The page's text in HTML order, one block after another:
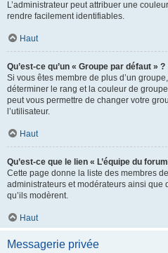
L’administrateur peut attribuer une
rendre facilement identifiables.
Haut
Qu’est-ce qu’un « Groupe par défaut » ?
Si vous êtes membre de plus d’un
déterminer le rang et la couleur de
peut vous permettre de changer votre
l’utilisateur.
Haut
Qu’est-ce que le lien « L’équipe du
Cette page donne la liste des membres
administrateurs et modérateurs ainsi que
qu’ils modèrent.
Haut
Messagerie privée